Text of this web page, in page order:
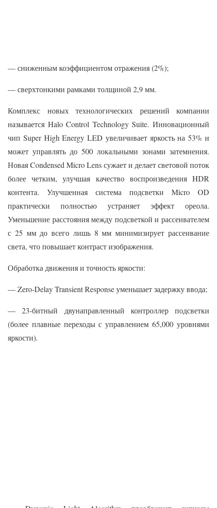
— сниженным коэффициентом отражения (2%);
— сверхтонкими рамками толщиной 2,9 мм.
Комплекс новых технологических решений компании
называется Halo Control Technology Suite. Инновационный
чип Super High Energy LED увеличивает яркость на 53% и
может управлять до 500 локальными зонами затемнения.
Новая Condensed Micro Lens сужает и делает световой поток
более четким, улучшая качество воспроизведения HDR
контента. Улучшенная система подсветки Micro OD
практически полностью устраняет эффект ореола.
Уменьшение расстояния между подсветкой и рассеивателем
с 25 мм до всего лишь 8 мм минимизирует рассеивание
света, что повышает контраст изображения.
Обработка движения и точность яркости:
— Zero-Delay Transient Response уменьшает задержку ввода;
— 23-битный двунаправленный контроллер подсветки
(более плавные переходы с управлением 65,000 уровнями
яркости).